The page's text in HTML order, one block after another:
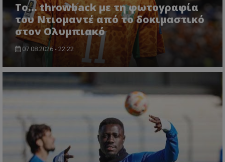
Το... throwback με τη φωτογραφία
του Ντιομαντέ από το δοκιμαστικό
στον Ολυμπιακό
07.08.2026 - 22:22